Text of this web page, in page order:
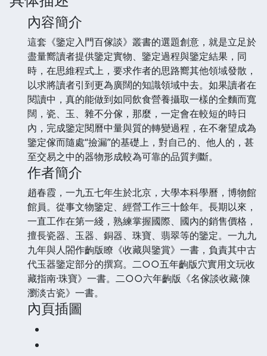
內容簡介
這套《鑒定入門百傢談》叢書的選題創意，就是立足於
盡量嚮讀者提供鑒定實物、鑒定過程與鑒定結果，同
時，在思維程式上，要求作者的思路嚮其他領域發散，
以求將讀者引到更為廣闊的知識領域中去。如果讀者在
閱讀中，真的能做到如同飲食營養攝取一樣的全麵而寬
闊，瓷、玉、雜不分傢，那麼，一定會在較短的時日
內，完成鑒定閱曆中量與質的轉變過程，在不奢望成為
鑒定傢而隨處“撿漏”的基礎上，對自己的、他人的，甚
至交易之中的器物形成較為可靠的品質判斷。
作者簡介
趙春霞，一九五七年生於北京，大學本科學曆，博物館
館員。從事文物鑒定、經營工作三十餘年。長期以來，
一直工作在第一綫，熟練掌握國際、國內的銷售價格，
擅長瓷器、玉器、銅器、珠寶、翡翠等的鑒定。一九九
九年與人閤作齣版瞭《收藏與鑒賞》一書，負責其中古
代玉器鑒定部分的撰寫。二○○五年齣版穴實用文玩收
藏指南·珠寶》一書。二○○六年齣版《名傢談收藏·陳
瀏淡古瓷》一書。
內頁插圖